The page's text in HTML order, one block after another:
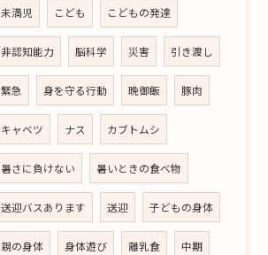
未満児 こども こどもの発達
非認知能力 脳科学 災害 引き渡し
緊急 身を守る行動 晩御飯 豚肉
キャベツ ナス カブトムシ
暑さに負けない 暑いときの食べ物
送迎バスあります 送迎 子どもの身体
親の身体 身体遊び 離乳食 中期